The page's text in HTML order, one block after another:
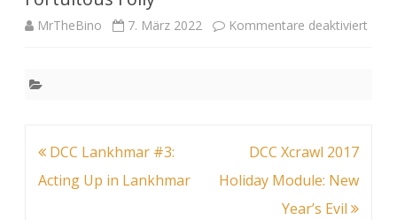
MrTheBino 7. März 2022 Kommentare deaktiviert
Beitragsnavigation
DCC Lankhmar #3:
Acting Up in Lankhmar
DCC Xcrawl 2017
Holiday Module: New
Year’s Evil